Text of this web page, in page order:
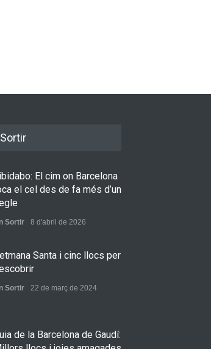
El cim on Barcelona
el cel des de fa més d’un
Sortir 8 d'abril de 2026
Santa i cinc llocs per
Sortir 22 de març de 2024
de la Barcelona de Gaudí: